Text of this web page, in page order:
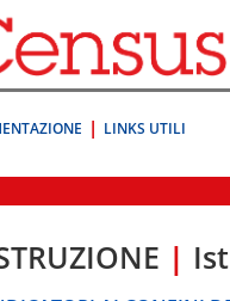
LINKS UTILI
|